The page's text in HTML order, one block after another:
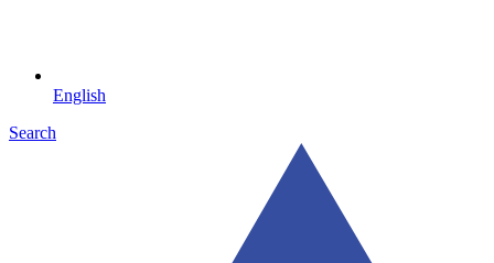
English
Search